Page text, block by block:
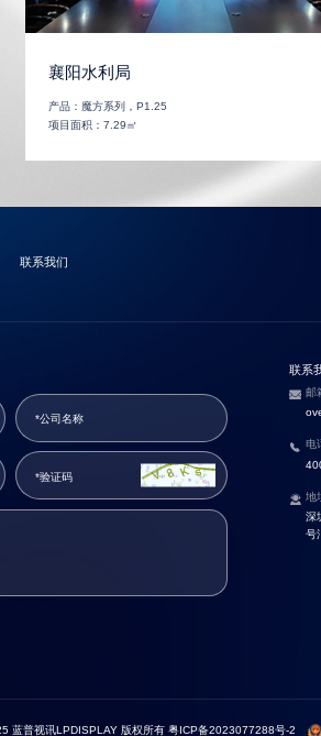
襄阳水利局
产品： 魔方系列，P1.25
项目面积：7.29㎡
联系我们
联系
邮
电
地
深
号
蓝普视讯LPDISPLAY 版权所有粤ICP备2023077288号-2